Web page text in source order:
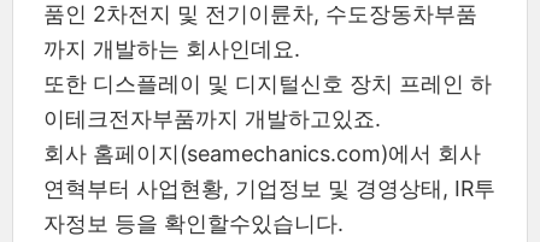
품인 2차전지 및 전기이륜차, 수도장동차부품
까지 개발하는 회사인데요.
또한 디스플레이 및 디지털신호 장치 프레인 하
이테크전자부품까지 개발하고있죠.
회사 홈페이지(seamechanics.com)에서 회사
연혁부터 사업현황, 기업정보 및 경영상태, IR투
자정보 등을 확인할수있습니다.